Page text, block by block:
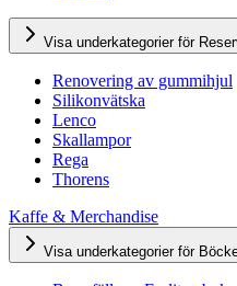
Visa underkategorier för
Renovering av gummihjul
Silikonvätska
Lenco
Skallampor
Rega
Thorens
Kaffe & Merchandise
Visa underkategorier för